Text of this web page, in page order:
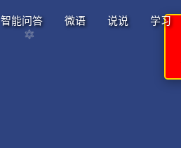
智能问答 微语 说说 学习